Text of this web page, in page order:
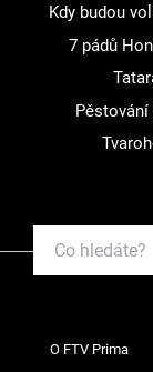
Kdy budou
7 pádů
O FTV Prima